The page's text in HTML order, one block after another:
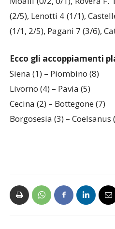
(2/5), Lenotti 4 (1/1),
(1/1, 2/5), Pagani 7 (3/6),
Ecco gli accoppiamenti
Siena (1) – Piombino (8)
Livorno (4) – Pavia (5)
Cecina (2) – Bottegone (7)
Borgosesia (3) – Coelsanus